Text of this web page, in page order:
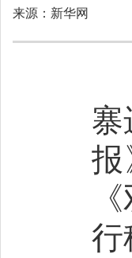
来源：新华网